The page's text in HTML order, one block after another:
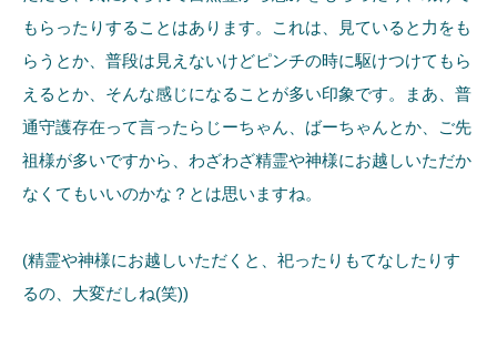
もらったりすることはあります。これは、見ていると力をも
らうとか、普段は見えないけどピンチの時に駆けつけてもら
えるとか、そんな感じになることが多い印象です。まあ、普
通守護存在って言ったらじーちゃん、ばーちゃんとか、ご先
祖様が多いですから、わざわざ精霊や神様にお越しいただか
なくてもいいのかな？とは思いますね。
(精霊や神様にお越しいただくと、祀ったりもてなしたりす
るの、大変だしね(笑))